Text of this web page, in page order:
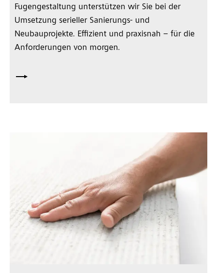
Fugengestaltung unterstützen wir Sie bei der
Umsetzung serieller Sanierungs- und
Neubauprojekte. Effizient und praxisnah – für die
Anforderungen von morgen.